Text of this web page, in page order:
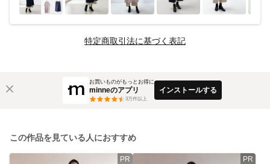
特定商取引法に基づく表記
お買いものがもっとお得に
minneのアプリ
3万件以上
インストールする
この作品を見ている人におすすめ
PR PR